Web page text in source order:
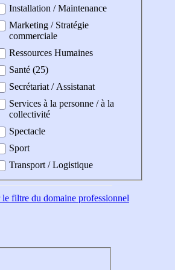
Installation / Maintenance
Marketing / Stratégie
commerciale
Ressources Humaines
Santé (25)
Secrétariat / Assistanat
Services à la personne / à la
collectivité
Spectacle
Sport
Transport / Logistique
le filtre du domaine professionnel